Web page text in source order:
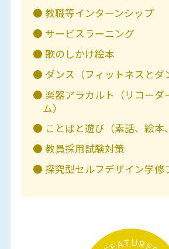
● 教職等インターンシップ
● サービスラーニング
● 歌のしかけ絵本
● ダンス（フィットネスとダ
● 楽器アラカルト（リコーダ
ム）
● ことばと遊び（素話、絵本
● 教員採用試験対策
● 探究型セルフデザイン学修